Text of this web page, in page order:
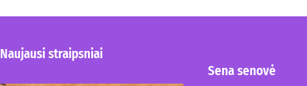
Naujausi straipsniai
Sena senovė